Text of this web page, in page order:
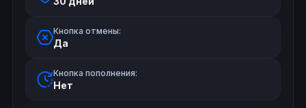
Кнопка отмены:
Да
Кнопка пополнения:
Нет